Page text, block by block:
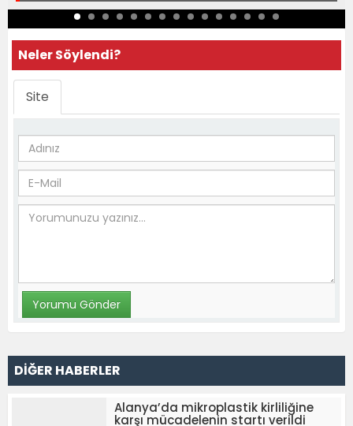
Neler Söylendi?
Site
DİĞER HABERLER
Alanya’da mikroplastik kirliliğine
karşı mücadelenin startı verildi